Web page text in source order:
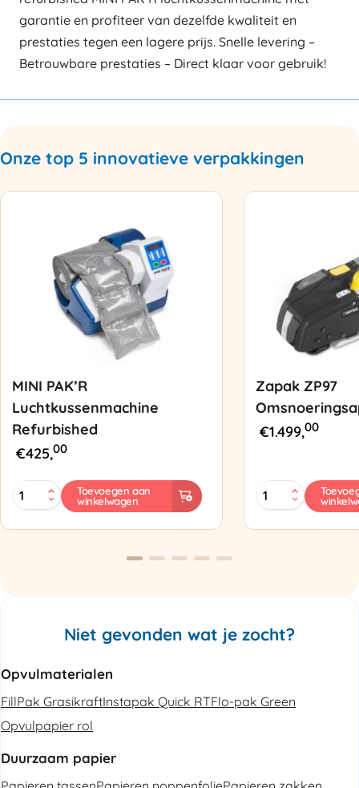
garantie en profiteer van dezelfde kwaliteit en
prestaties tegen een lagere prijs. Snelle levering –
Betrouwbare prestaties – Direct klaar voor gebruik!
Onze top 5 innovatieve verpakkingen
MINI PAK’R
Luchtkussenmachine
Refurbished
€425,00
MINI
PAK'R
Refurbished
Toevoegen aan
winkelwagen
Zapak ZP97
€1.499,00
Zapak
ZP97
aantal
Niet gevonden wat je zocht?
Opvulmaterialen
FillPak GrasikraftInstapak Quick RTFlo-pak Green
Opvulpapier rol
Duurzaam papier